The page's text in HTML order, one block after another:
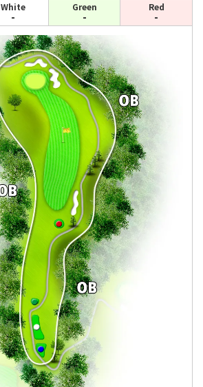
White
-
Green
-
Red
-